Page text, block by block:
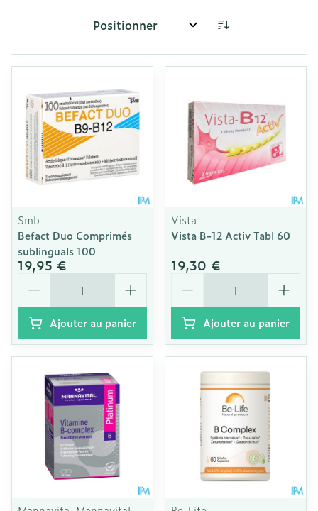
Trier par:
Smb
Befact Duo Comprimés
sublinguals 100
19,95 €
Ajouter au panier
Vista
Vista B-12 Activ Tabl 60
19,30 €
Ajouter au panier